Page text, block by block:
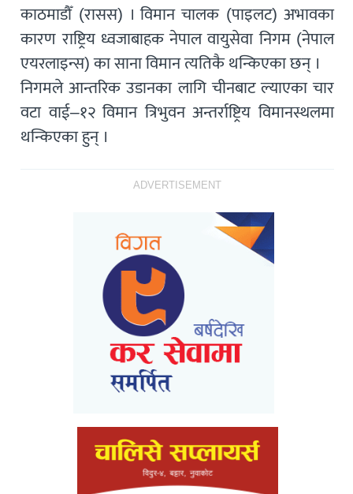
काठमाडौँ (रासस) । विमान चालक (पाइलट) अभावका
कारण राष्ट्रिय ध्वजाबाहक नेपाल वायुसेवा निगम (नेपाल
एयरलाइन्स) का साना विमान त्यतिकै थन्किएका छन् ।
निगमले आन्तरिक उडानका लागि चीनबाट ल्याएका चार
वटा वाई–१२ विमान त्रिभुवन अन्तर्राष्ट्रिय विमानस्थलमा
थन्किएका हुन् ।
ADVERTISEMENT